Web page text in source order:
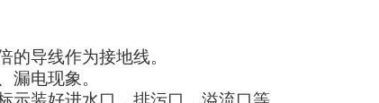
的导线作为接地线。
漏电现象。